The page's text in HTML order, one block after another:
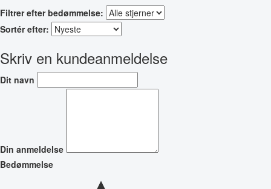
Filtrer efter bedømmelse:
Sortér efter:
Skriv en kundeanmeldelse
Dit navn
Din anmeldelse
Bedømmelse